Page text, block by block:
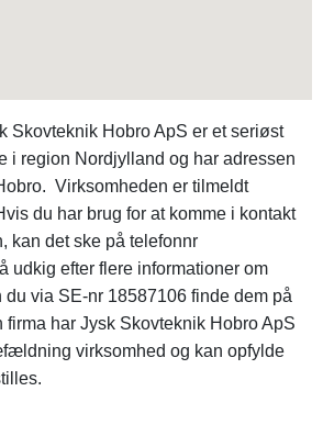
Skovteknik Hobro ApS er et seriøst
i region Nordjylland og har adressen
Virksomheden er tilmeldt
du har brug for at komme i kontakt
kan det ske på telefonnr
udkig efter flere informationer om
du via SE-nr 18587106 finde dem på
firma har Jysk Skovteknik Hobro ApS
virksomhed og kan opfylde